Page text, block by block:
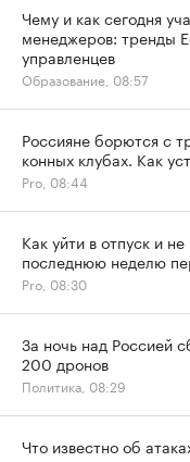
Чему и как сегодня
менеджеров: тренды
управленцев
Образование, 08:57
Россияне борются с
конных клубах. Как
Pro, 08:44
Как уйти в отпуск и
последнюю неделю
Pro, 08:30
За ночь над Россией
200 дронов
Политика, 08:29
Что известно об